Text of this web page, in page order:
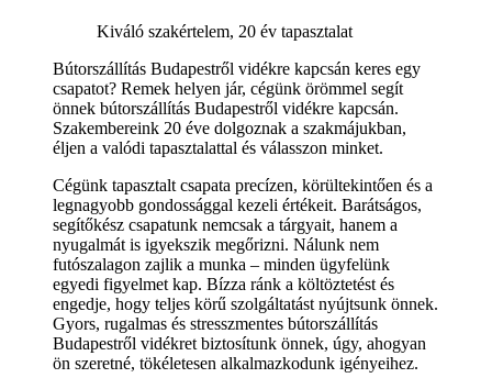
Kiváló szakértelem, 20 év tapasztalat
Bútorszállítás Budapestről vidékre kapcsán keres egy
csapatot? Remek helyen jár, cégünk örömmel segít
önnek bútorszállítás Budapestről vidékre kapcsán.
Szakembereink 20 éve dolgoznak a szakmájukban,
éljen a valódi tapasztalattal és válasszon minket.
Cégünk tapasztalt csapata precízen, körültekintően és a
legnagyobb gondossággal kezeli értékeit. Barátságos,
segítőkész csapatunk nemcsak a tárgyait, hanem a
nyugalmát is igyekszik megőrizni. Nálunk nem
futószalagon zajlik a munka – minden ügyfelünk
egyedi figyelmet kap. Bízza ránk a költöztetést és
engedje, hogy teljes körű szolgáltatást nyújtsunk önnek.
Gyors, rugalmas és stresszmentes bútorszállítás
Budapestről vidékret biztosítunk önnek, úgy, ahogyan
ön szeretné, tökéletesen alkalmazkodunk igényeihez.